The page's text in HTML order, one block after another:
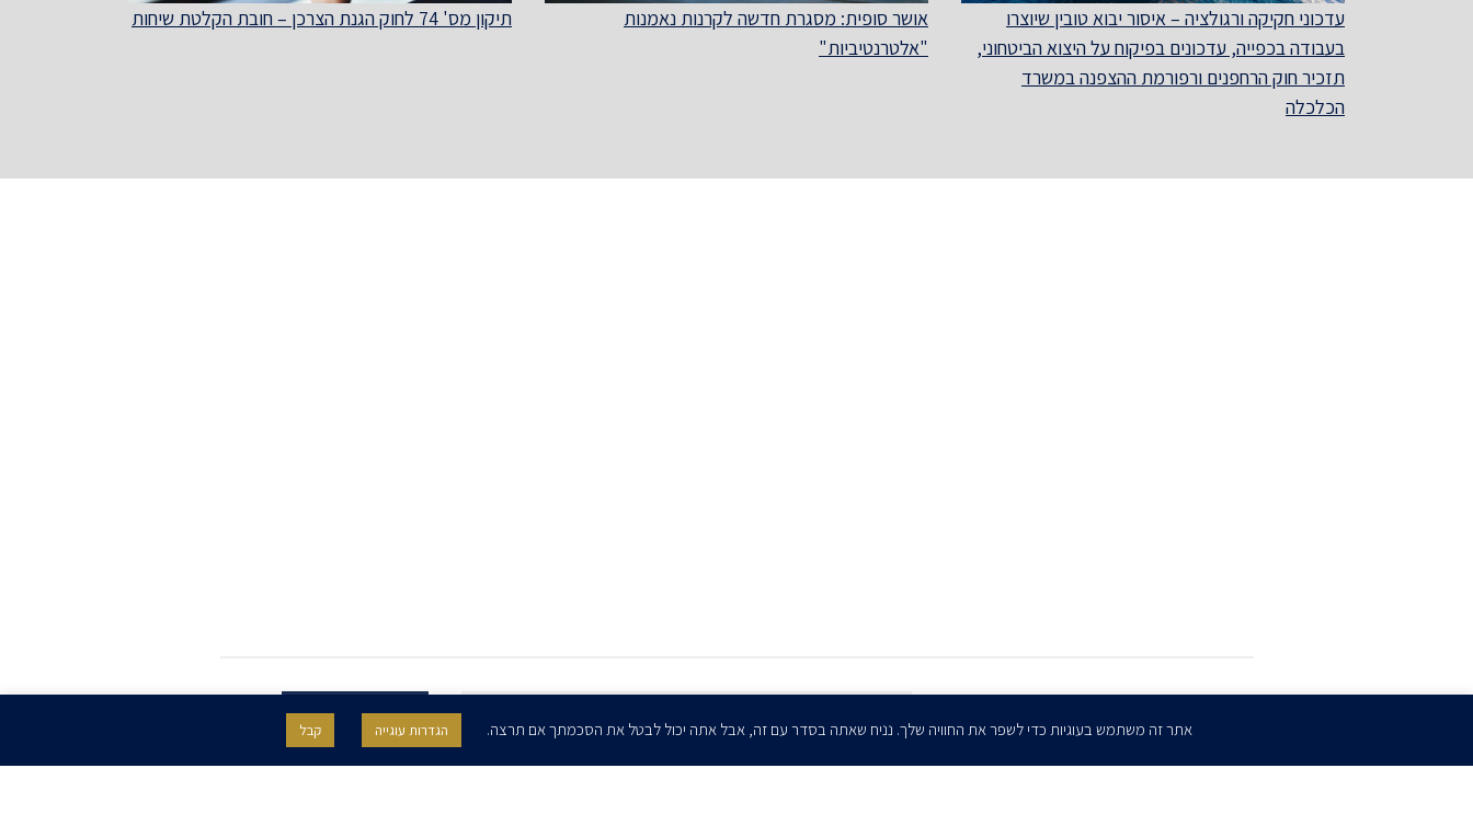
עדכוני חקיקה ורגולציה – איסור יבוא טובין שיוצרו
בעבודה בכפייה, עדכונים בפיקוח על היצוא הביטחוני,
תזכיר חוק הרחפנים ורפורמת ההצפנה במשרד
הכלכלה
אושר סופית: מסגרת חדשה לקרנות נאמנות
"אלטרנטיביות"
תיקון מס' 74 לחוק הגנת הצרכן – חובת הקלטת שיחות
לדיוורים שלנו
הרשמו לדיוורים שלנו - דוא״ל
אתר זה משתמש בעוגיות כדי לשפר את החוויה שלך. נניח שאתה בסדר עם זה, אבל אתה יכול לבטל את הסכמתך אם תרצה. הגדרות עוגייה קבל